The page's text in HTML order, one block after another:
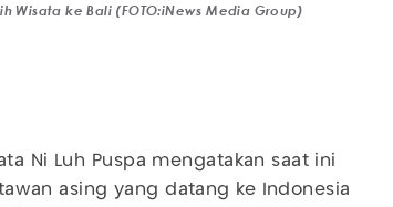
Wisata ke Bali (FOTO:iNews Media Group)
Ni Luh Puspa mengatakan saat ini
asing yang datang ke Indonesia